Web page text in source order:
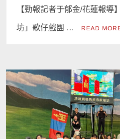
【勁報記者于郁金/花蓮報導
坊」歌仔戲團 … READ